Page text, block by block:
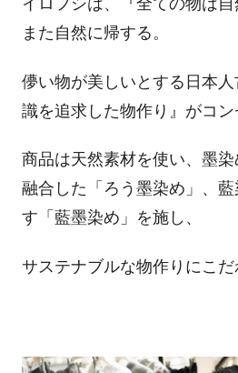
イロフシは、『全ての物は自
また自然に帰する。
儚い物が美しいとする日本
識を追求した物作り』がコン
商品は天然素材を使い、墨
融合した「ろう墨染め」、
す「藍墨染め」を施し、
サステナブルな物作りにこだ